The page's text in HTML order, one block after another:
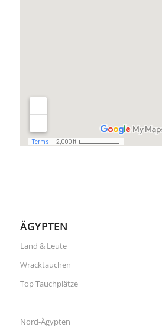
ÄGYPTEN
Land & Leute
Wracktauchen
Top Tauchplätze
Nord-Ägypten